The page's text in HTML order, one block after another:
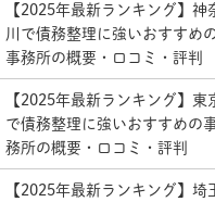
【2025年最新ランキング】神
川で債務整理に強いおすすめ
事務所の概要・口コミ・評判
【2025年最新ランキング】東
で債務整理に強いおすすめの
務所の概要・口コミ・評判
【2025年最新ランキング】埼